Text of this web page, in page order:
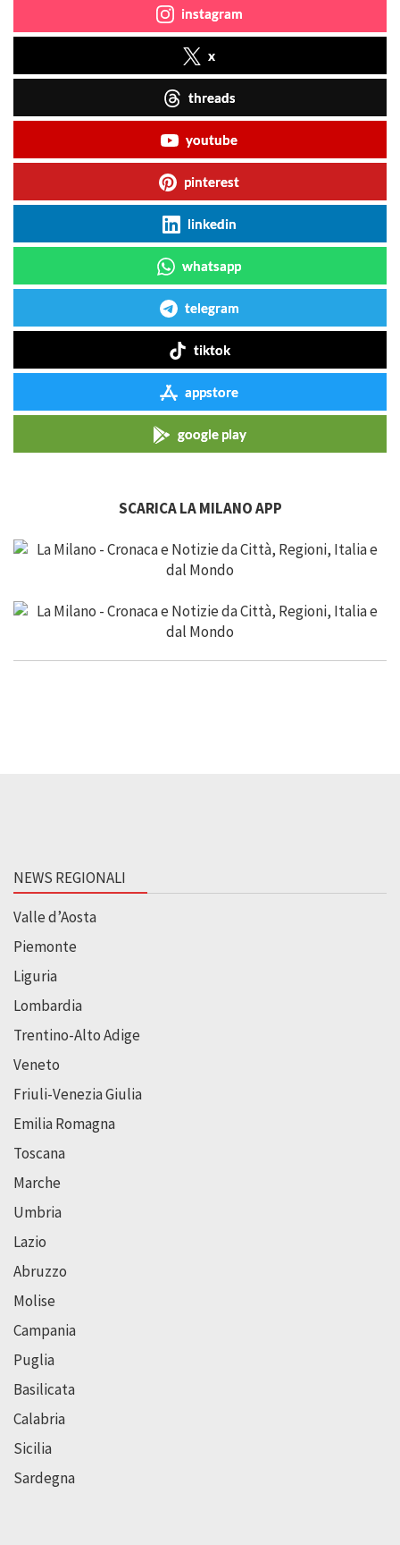
instagram
x
threads
youtube
pinterest
linkedin
whatsapp
telegram
tiktok
appstore
google play
SCARICA LA MILANO APP
NEWS REGIONALI
Valle d’Aosta
Piemonte
Liguria
Lombardia
Trentino-Alto Adige
Veneto
Friuli-Venezia Giulia
Emilia Romagna
Toscana
Marche
Umbria
Lazio
Abruzzo
Molise
Campania
Puglia
Basilicata
Calabria
Sicilia
Sardegna